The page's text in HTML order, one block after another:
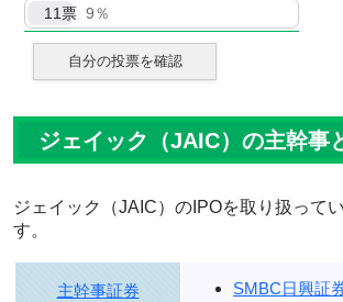
11票 9％
自分の投票を確認
ジェイック（JAIC）の主幹事
ジェイック（JAIC）のIPOを取り扱って
す。
主幹事証券 SMBC日興証